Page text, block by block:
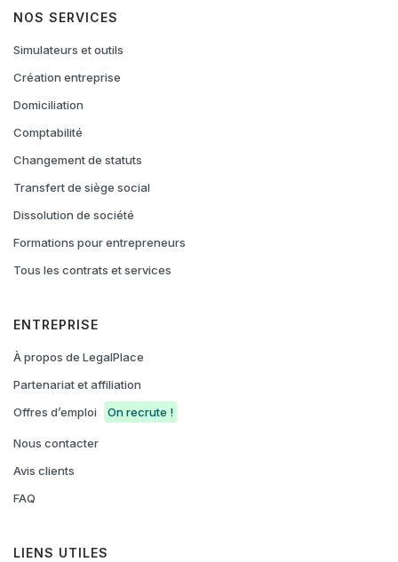
NOS SERVICES
Simulateurs et outils
Création entreprise
Domiciliation
Comptabilité
Changement de statuts
Transfert de siège social
Dissolution de société
Formations pour entrepreneurs
Tous les contrats et services
ENTREPRISE
À propos de LegalPlace
Partenariat et affiliation
Offres d’emploi
On recrute !
Nous contacter
Avis clients
FAQ
LIENS UTILES